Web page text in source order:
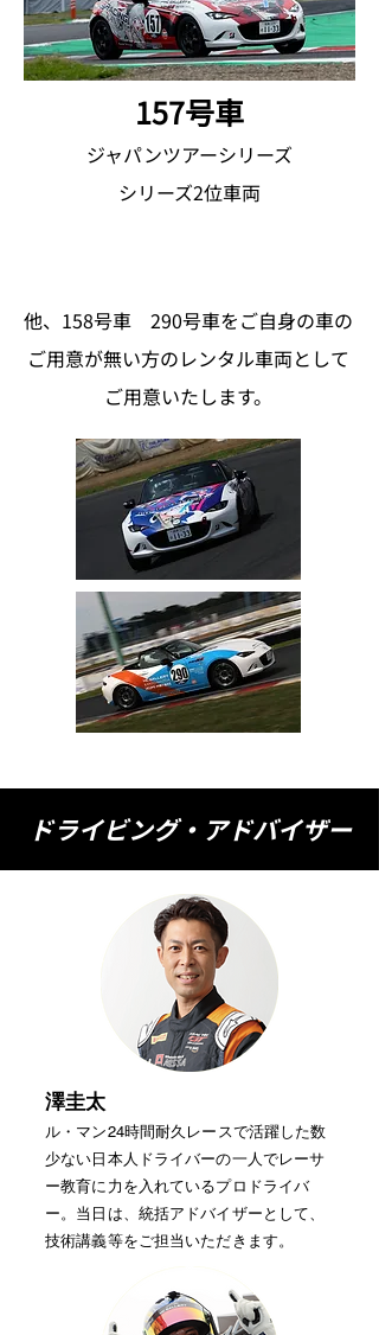
157号車
ジャパンツアーシリーズ
シリーズ2位車両
他、158号車 290号車をご自身の車の
ご用意が無い方のレンタル車両として
ご用意いたします。
ドライビング・アドバイザー
澤圭太
​ル・マン24時間耐久レースで活躍した数
少ない日本人ドライバーの一人でレーサ
ー教育に力を入れているプロドライバ
ー。 当日は、統括アドバイザーとして、
技術講義等をご担当いただきます。